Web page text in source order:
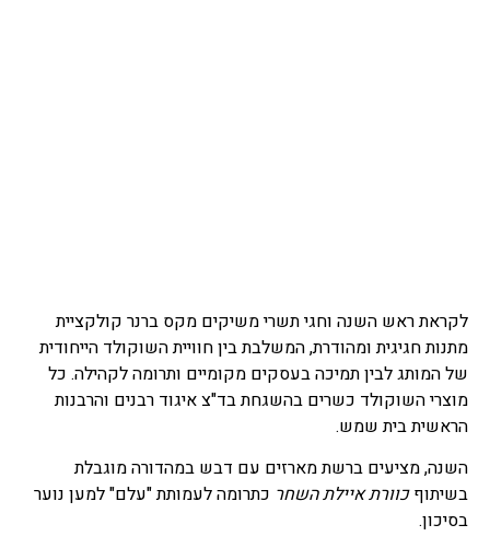
לקראת ראש השנה וחגי תשרי משיקים מקס ברנר קולקציית
מתנות חגיגית ומהודרת, המשלבת בין חוויית השוקולד הייחודית
של המותג לבין תמיכה בעסקים מקומיים ותרומה לקהילה. כל
מוצרי השוקולד כשרים בהשגחת בד"צ איגוד רבנים והרבנות
הראשית בית שמש.
השנה, מציעים ברשת מארזים עם דבש במהדורה מוגבלת
בשיתוףכוורת איילת השחר כתרומה לעמותת "עלם" למען נוער
בסיכון.